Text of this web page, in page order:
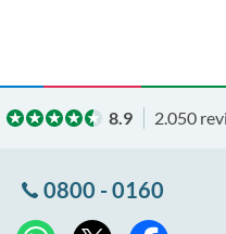
8.9 2.050
0800 - 0160